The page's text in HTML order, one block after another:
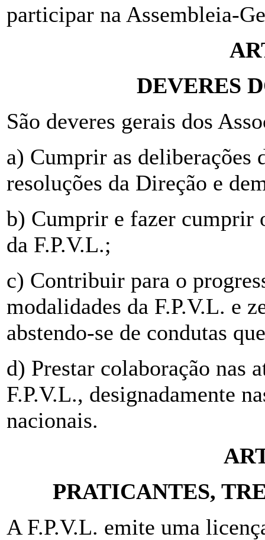
participar na Assembleia-
DEVERES
São deveres gerais dos
a) Cumprir as deliberações
resoluções da Direção e
b) Cumprir e fazer cumprir
da F.P.V.L.;
c) Contribuir para o
modalidades da F.P.V.L. e
abstendo-se de condutas
d) Prestar colaboração nas
F.P.V.L., designadamente
nacionais.
PRATICANTES,
A F.P.V.L. emite uma